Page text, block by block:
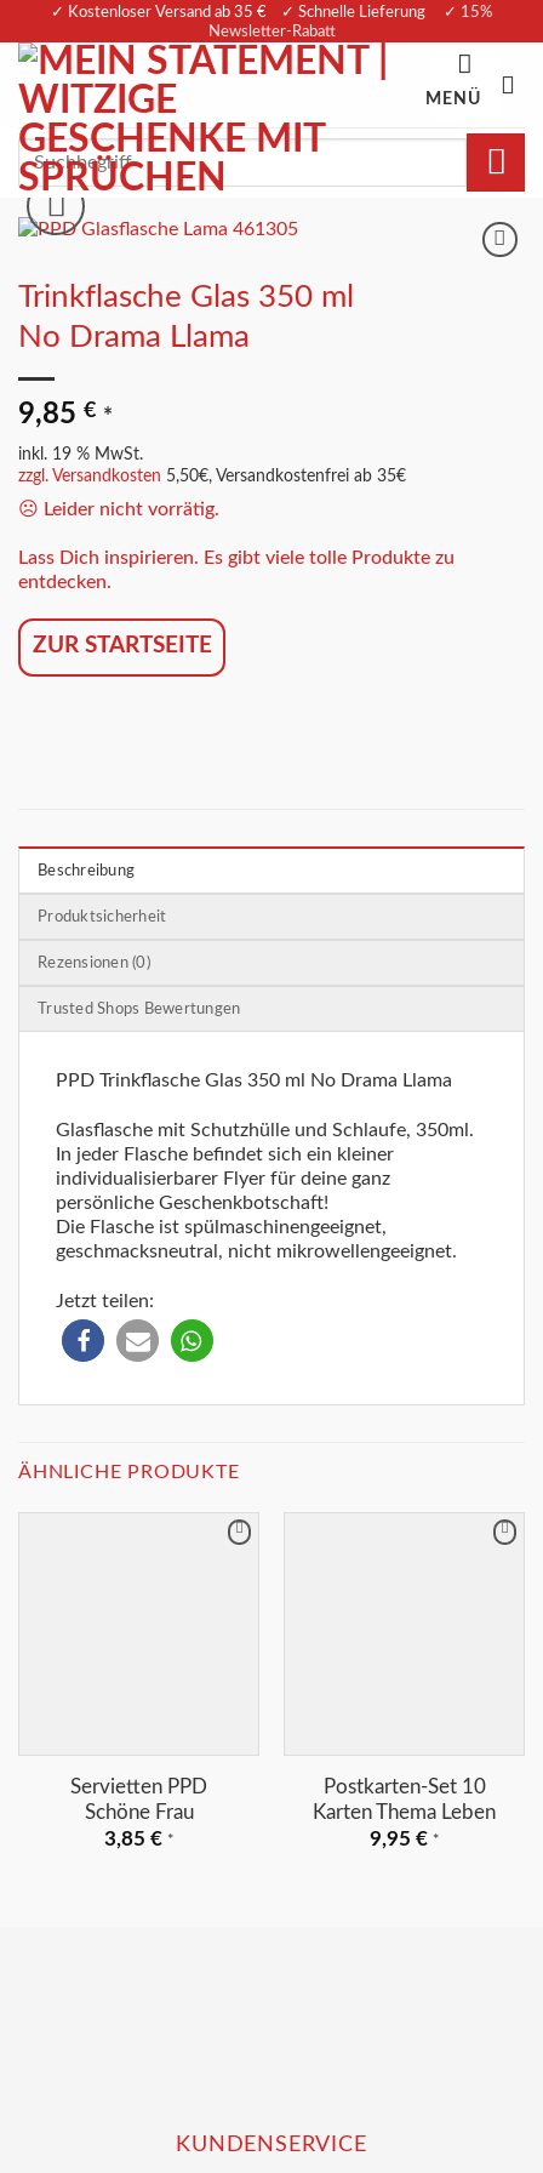
springen
✓ Kostenloser Versand ab 35 € ✓ Schnelle Lieferung
✓ 15%
Newsletter-Rabatt
MENÜ
Suchen
nach:
Merkliste
Trinkflasche Glas 350 ml
No Drama Llama
9,85 € *
inkl. 19 % MwSt.
zzgl. Versandkosten 5,50€, Versandkostenfrei ab 35€
☹️ Leider nicht vorrätig.
Lass Dich inspirieren. Es gibt viele tolle Produkte zu
entdecken.
ZUR STARTSEITE
Beschreibung
Produktsicherheit
Rezensionen (0)
Trusted Shops Bewertungen
PPD Trinkflasche Glas 350 ml No Drama Llama
Glasflasche mit Schutzhülle und Schlaufe, 350ml.
In jeder Flasche befindet sich ein kleiner
individualisierbarer Flyer für deine ganz
persönliche Geschenkbotschaft!
Die Flasche ist spülmaschinengeeignet,
geschmacksneutral, nicht mikrowellengeeignet.
Jetzt teilen:
ÄHNLICHE PRODUKTE
Merkliste
Servietten PPD
Schöne Frau
3,85 € *
Merkliste
Postkarten-Set 10
Karten Thema Leben
9,95 € *
KUNDENSERVICE